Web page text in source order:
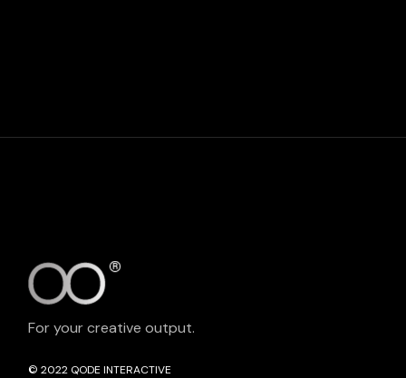
For your creative output.
© 2022 QODE INTERACTIVE